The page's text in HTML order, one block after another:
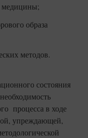
медицины;
образа
методов.
состояния
процесса в ходе
упреждающей,